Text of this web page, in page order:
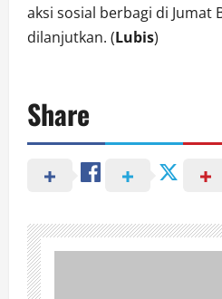
aksi sosial berbagi di Jumat
dilanjutkan. (Lubis)
Share